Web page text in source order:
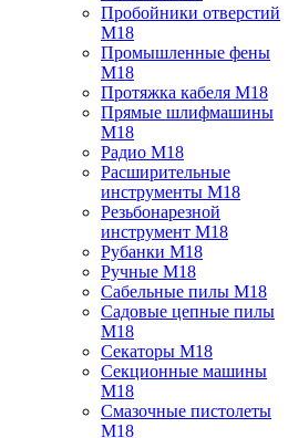
Пробойники отверстий
M18
Промышленные фены
M18
Протяжка кабеля M18
Прямые шлифмашины
M18
Радио M18
Расширительные
инструменты M18
Резьбонарезной
инструмент M18
Рубанки M18
Ручные M18
Сабельные пилы M18
Садовые цепные пилы
M18
Секаторы M18
Секционные машины
M18
Смазочные пистолеты
M18